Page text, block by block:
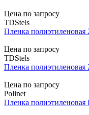
Цена по запросу
TDStels
Пленка
Цена по запросу
TDStels
Пленка
Цена по запросу
Polinet
Пленка полиэтиленовая